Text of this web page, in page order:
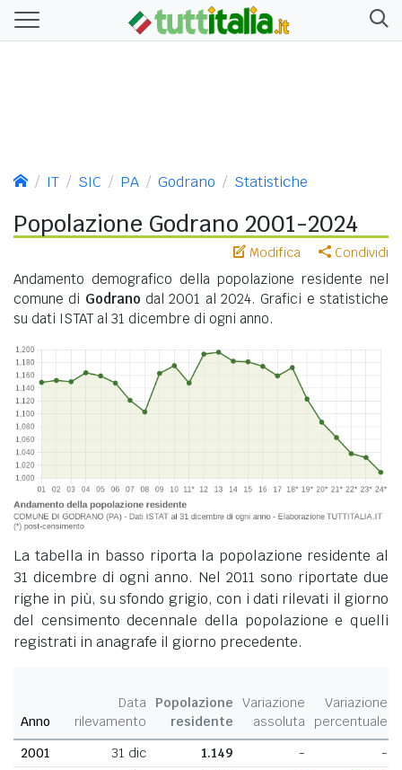
IT SIC PA Godrano Statistiche
Popolazione Godrano 2001-2024
Modifica Condividi
Andamento demografico della popolazione residente nel
comune di Godrano dal 2001 al 2024. Grafici e statistiche
su dati ISTAT al 31 dicembre di ogni anno.
La tabella in basso riporta la popolazione residente al
31 dicembre di ogni anno. Nel 2011 sono riportate due
righe in più, su sfondo grigio, con i dati rilevati il giorno
del censimento decennale della popolazione e quelli
registrati in anagrafe il giorno precedente.
Anno
Data
rilevamento
Popolazione
residente
Variazione
assoluta
Variazione
percentuale
2001
31 dic 1.149 -
-